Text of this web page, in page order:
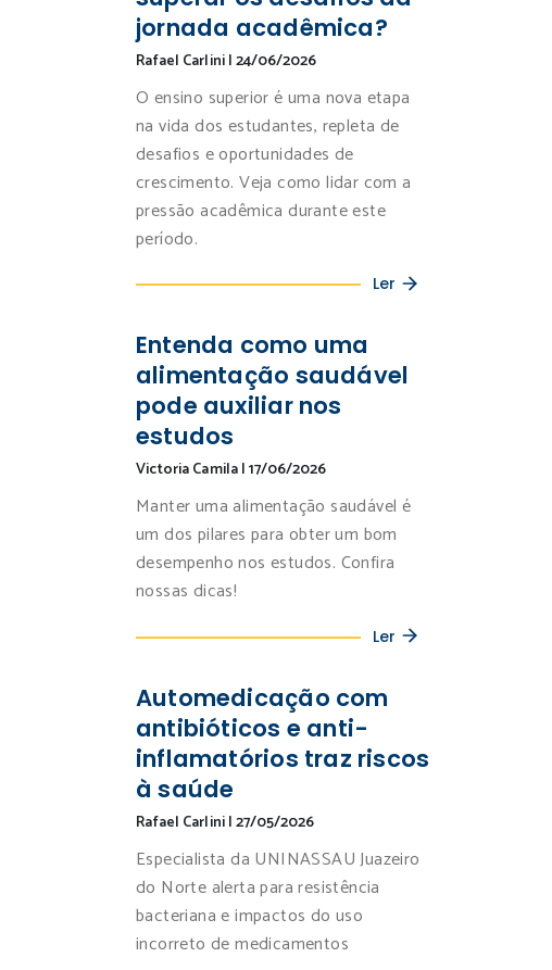
jornada acadêmica?
Rafael Carlini|24/06/2026
O ensino superior é uma nova etapa
na vida dos estudantes, repleta de
desafios e oportunidades de
crescimento. Veja como lidar com a
pressão acadêmica durante este
período.
Ler
Entenda como uma
alimentação saudável
pode auxiliar nos
estudos
Victoria Camila|17/06/2026
Manter uma alimentação saudável é
um dos pilares para obter um bom
desempenho nos estudos. Confira
nossas dicas!
Ler
Automedicação com
antibióticos e anti-
inflamatórios traz riscos
à saúde
Rafael Carlini|27/05/2026
Especialista da UNINASSAU Juazeiro
do Norte alerta para resistência
bacteriana e impactos do uso
incorreto de medicamentos